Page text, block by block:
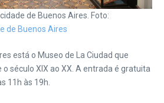
de Buenos Aires. Foto:
de Buenos Aires
está o Museo de La Ciudad que
século XIX ao XX. A entrada é gratuita
11h às 19h.